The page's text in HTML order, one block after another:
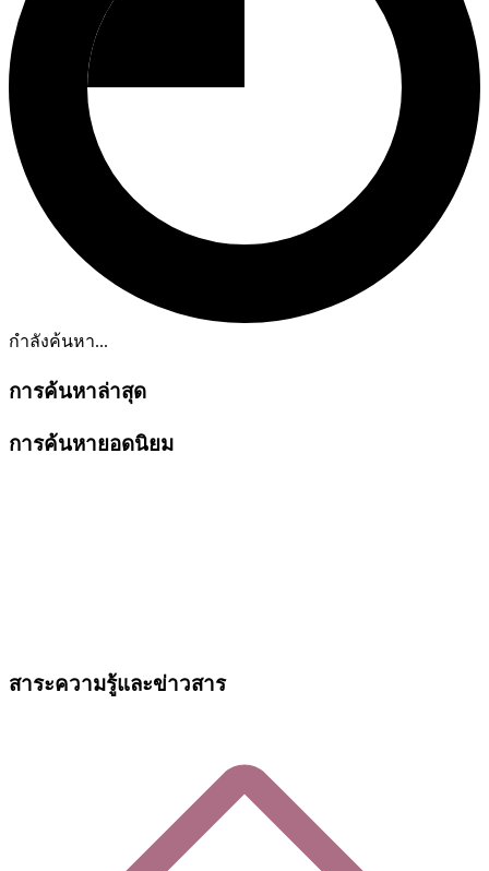
กำลังค้นหา...
การค้นหาล่าสุด
การค้นหายอดนิยม
สาระความรู้และข่าวสาร